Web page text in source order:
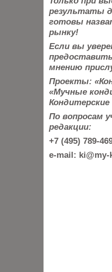
результаты
готовы
рынку!
Если вы
мнению
Проекты:
«Мучные
Кондитерские
По вопросам
редакции:
+7 (495) 789-
e-mail: